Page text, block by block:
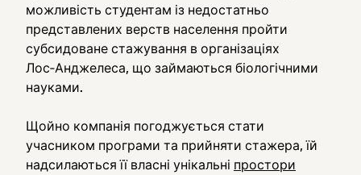
можливість студентам із недостатньо
представлених верств населення пройти
субсидоване стажування в організаціях
Лос‑Анджелеса, що займаються біологічними
науками.
Щойно компанія погоджується стати
учасником програми та прийняти стажера, їй
надсилаються її власні унікальні простори